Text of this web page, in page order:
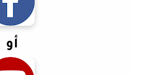
أو